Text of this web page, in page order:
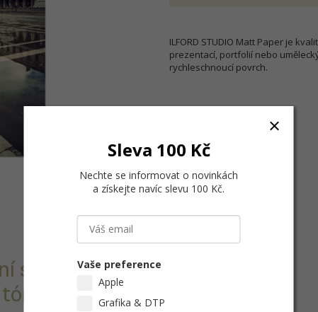
studiový tisk
ILFORD STUDIO Matt Paper je
prezentací, portfolií nebo
rychleschnoucí povrch.
Sleva 100 Kč
Nechte se informovat o novinkách
a získejte navíc slevu 100 Kč.
Vaše preference
Apple
Grafika & DTP